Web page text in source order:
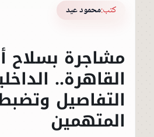
كتب:محمود عيد
مشاجرة
القاهرة..
التفاصيل
المتهمين